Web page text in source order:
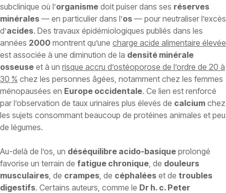
subclinique où l’organisme doit puiser dans ses réserves
minérales — en particulier dans l’os — pour neutraliser l’excès
d’acides. Des travaux épidémiologiques publiés dans les
années 2000 montrent qu’une charge acide alimentaire élevée
est associée à une diminution de la densité minérale
osseuse et à un risque accru d’ostéoporose de l’ordre de 20 à
30 % chez les personnes âgées, notamment chez les femmes
ménopausées en Europe occidentale. Ce lien est renforcé
par l’observation de taux urinaires plus élevés de calcium chez
les sujets consommant beaucoup de protéines animales et peu
de légumes.
Au-delà de l’os, un déséquilibre acido-basique prolongé
favorise un terrain de fatigue chronique , de douleurs
musculaires , de crampes , de céphalées et de troubles
digestifs. Certains auteurs, comme le Dr h. c. Peter